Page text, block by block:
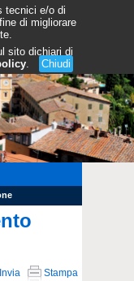
tecnici e/o di
di migliorare
sito dichiari di
. Chiudi
Invia
Stampa